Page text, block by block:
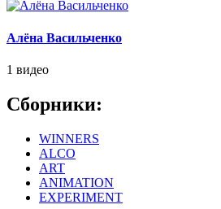
Алёна Васильченко
1 видео
Сборники:
WINNERS
ALCO
ART
ANIMATION
EXPERIMENT